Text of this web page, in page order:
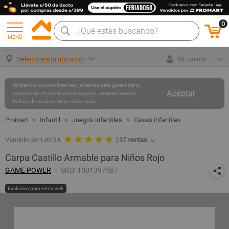
MENÚ
0
Selecciona tu ubicación Mi cuenta
Aceptar
Utilizamos cookies internas y externas para garantizar tu
experiencia. Al continuar navegando, aceptas nuestra
Política de cookies. Más información.
Infantil Juegos infantiles Casas infantiles
Vendido por LAYDA ★ ★ ★ ★ ★ | 37 ventas
Carpa Castillo Armable para Niños Rojo
GAME POWER SKU: 1001397587
Exclusivo para venta web